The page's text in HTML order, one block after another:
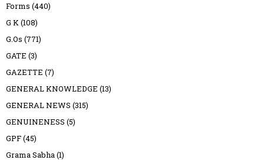
Forms (440)
G K(108)
G.Os (771)
GATE (3)
GAZETTE (7)
GENERAL KNOWLEDGE (13)
GENERAL NEWS (315)
GENUINENESS (5)
GPF(45)
Grama Sabha(1)